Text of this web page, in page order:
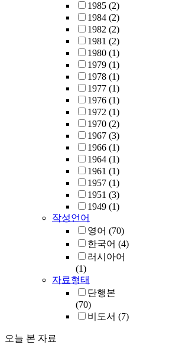
1985 (2)
1984 (2)
1982 (2)
1981 (2)
1980 (1)
1979 (1)
1978 (1)
1977 (1)
1976 (1)
1972 (1)
1970 (2)
1967 (3)
1966 (1)
1964 (1)
1961 (1)
1957 (1)
1951 (3)
1949 (1)
작성언어
영어 (70)
한국어 (4)
러시아어
(1)
자료형태
단행본
(70)
비도서 (7)
오늘 본 자료